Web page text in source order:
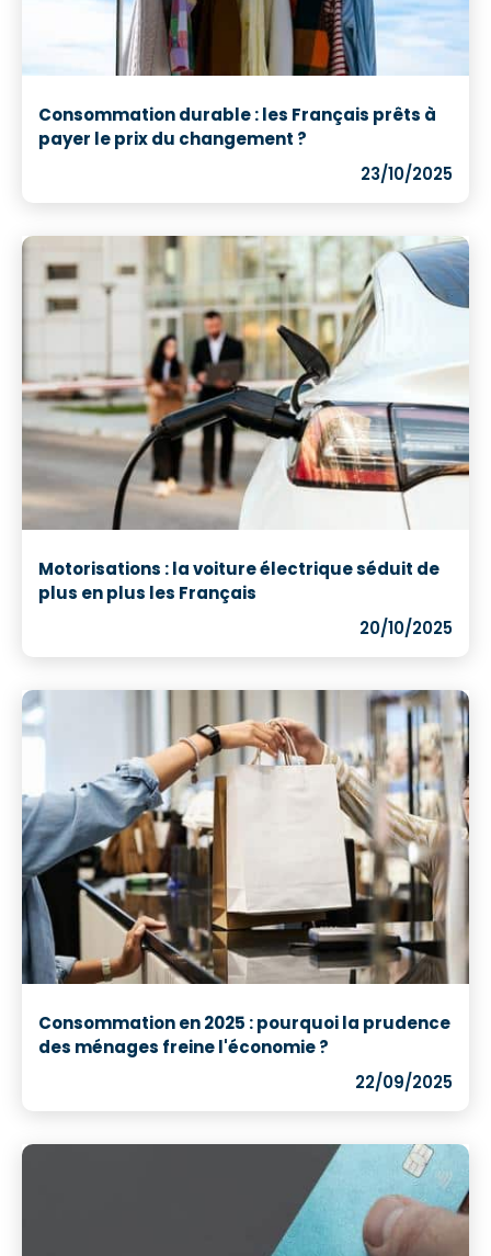
Consommation durable : les Français prêts à
payer le prix du changement ?
23/10/2025
Motorisations : la voiture électrique séduit de
plus en plus les Français
20/10/2025
Consommation en 2025 : pourquoi la prudence
des ménages freine l'économie ?
22/09/2025